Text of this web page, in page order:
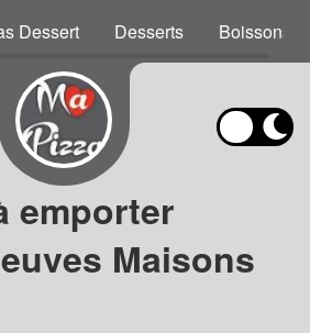
Dessert Desserts Boissons
emporter
Maisons